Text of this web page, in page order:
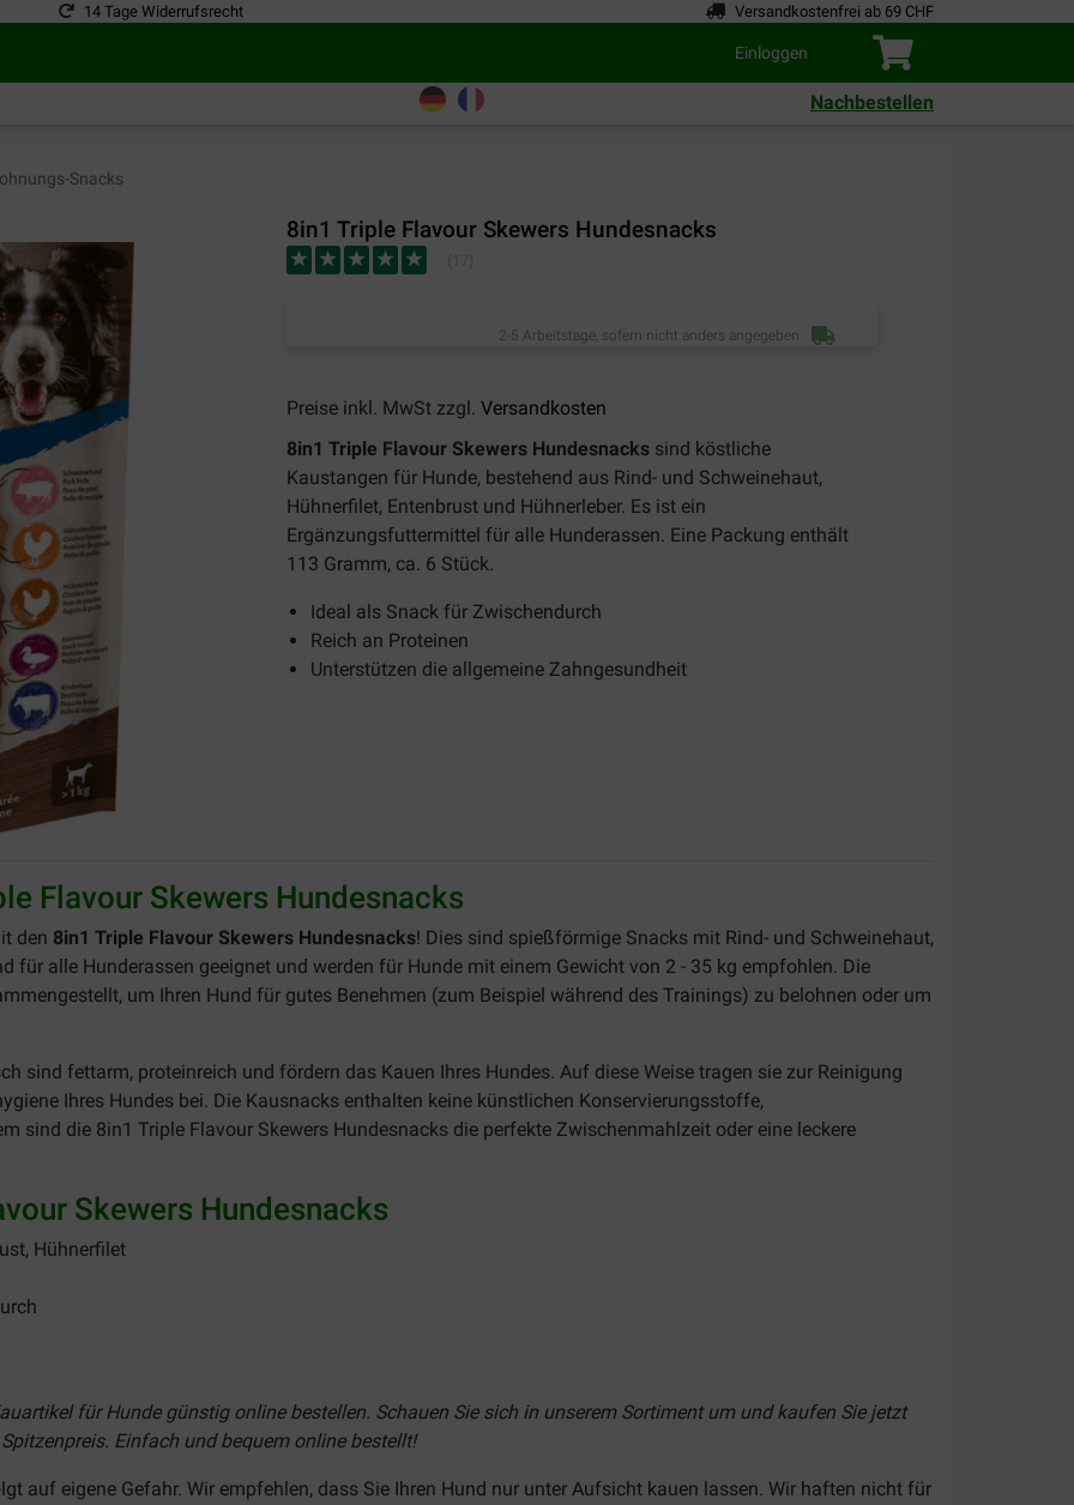
14 Tage Widerrufsrecht Versandkostenfrei ab 69 CHF
Einloggen
Nachbestellen
Snacks
8in1 Triple Flavour Skewers Hundesnacks
2-5 Arbeitstage, sofern nicht anders angegeben
Preise inkl. MwSt zzgl. Versandkosten
8in1 Triple Flavour Skewers Hundesnacks sind köstliche
Kaustangen für Hunde, bestehend aus Rind- und Schweinehaut,
Hühnerfilet, Entenbrust und Hühnerleber. Es ist ein
Ergänzungsfuttermittel für alle Hunderassen. Eine Packung enthält
113 Gramm, ca. 6 Stück.
Ideal als Snack für Zwischendurch
Reich an Proteinen
Unterstützen die allgemeine Zahngesundheit
Flavour Skewers Hundesnacks
den 8in1 Triple Flavour Skewers Hundesnacks! Dies sind spießförmige Snacks mit Rind- und Schweinehaut,
für alle Hunderassen geeignet und werden für Hunde mit einem Gewicht von 2 - 35 kg empfohlen. Die
um Ihren Hund für gutes Benehmen (zum Beispiel während des Trainings) zu belohnen oder um
sind fettarm, proteinreich und fördern das Kauen Ihres Hundes. Auf diese Weise tragen sie zur Reinigung
Ihres Hundes bei. Die Kausnacks enthalten keine künstlichen Konservierungsstoffe,
sind die 8in1 Triple Flavour Skewers Hundesnacks die perfekte Zwischenmahlzeit oder eine leckere
Skewers Hundesnacks
Hühnerfilet
für Hunde günstig online bestellen. Schauen Sie sich in unserem Sortiment um und kaufen Sie jetzt
Einfach und bequem online bestellt!
auf eigene Gefahr. Wir empfehlen, dass Sie Ihren Hund nur unter Aufsicht kauen lassen. Wir haften nicht für